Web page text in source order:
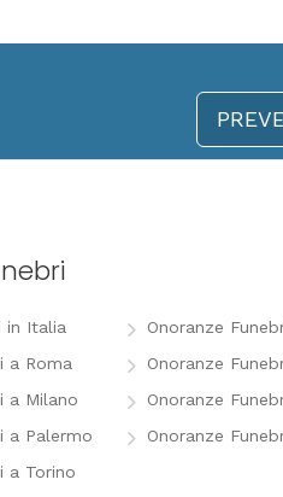
in Italia
a Roma
a Milano
a Palermo
a Torino
Onoranze
Onoranze
Onoranze
Onoranze